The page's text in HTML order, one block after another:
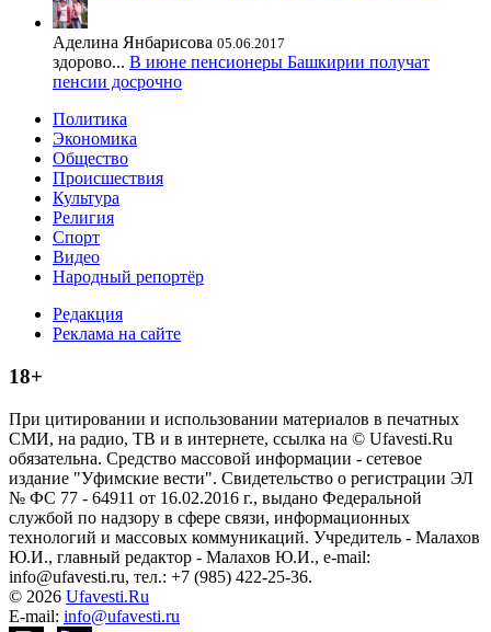
Аделина Янбарисова 05.06.2017
здорово... В июне пенсионеры Башкирии получат
пенсии досрочно
Политика
Экономика
Общество
Происшествия
Культура
Религия
Спорт
Видео
Народный репортёр
Редакция
Реклама на сайте
18+
При цитировании и использовании материалов в печатных
СМИ, на радио, ТВ и в интернете, ссылка на © Ufavesti.Ru
обязательна. Средство массовой информации - сетевое
издание "Уфимские вести". Свидетельство о регистрации ЭЛ
№ ФС 77 - 64911 от 16.02.2016 г., выдано Федеральной
службой по надзору в сфере связи, информационных
технологий и массовых коммуникаций. Учредитель - Малахов
Ю.И., главный редактор - Малахов Ю.И., e-mail:
info@ufavesti.ru, тел.: +7 (985) 422-25-36.
© 2026 Ufavesti.Ru
E-mail: info@ufavesti.ru